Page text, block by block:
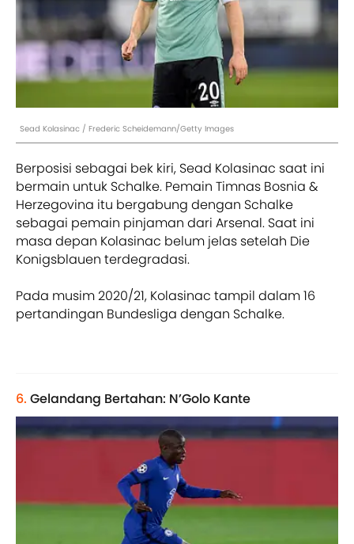
Sead Kolasinac / Frederic Scheidemann/Getty Images
Berposisi sebagai bek kiri, Sead Kolasinac saat ini
bermain untuk Schalke. Pemain Timnas Bosnia &
Herzegovina itu bergabung dengan Schalke
sebagai pemain pinjaman dari Arsenal. Saat ini
masa depan Kolasinac belum jelas setelah Die
Konigsblauen terdegradasi.
Pada musim 2020/21, Kolasinac tampil dalam 16
pertandingan Bundesliga dengan Schalke.
6. Gelandang Bertahan: N’Golo Kante